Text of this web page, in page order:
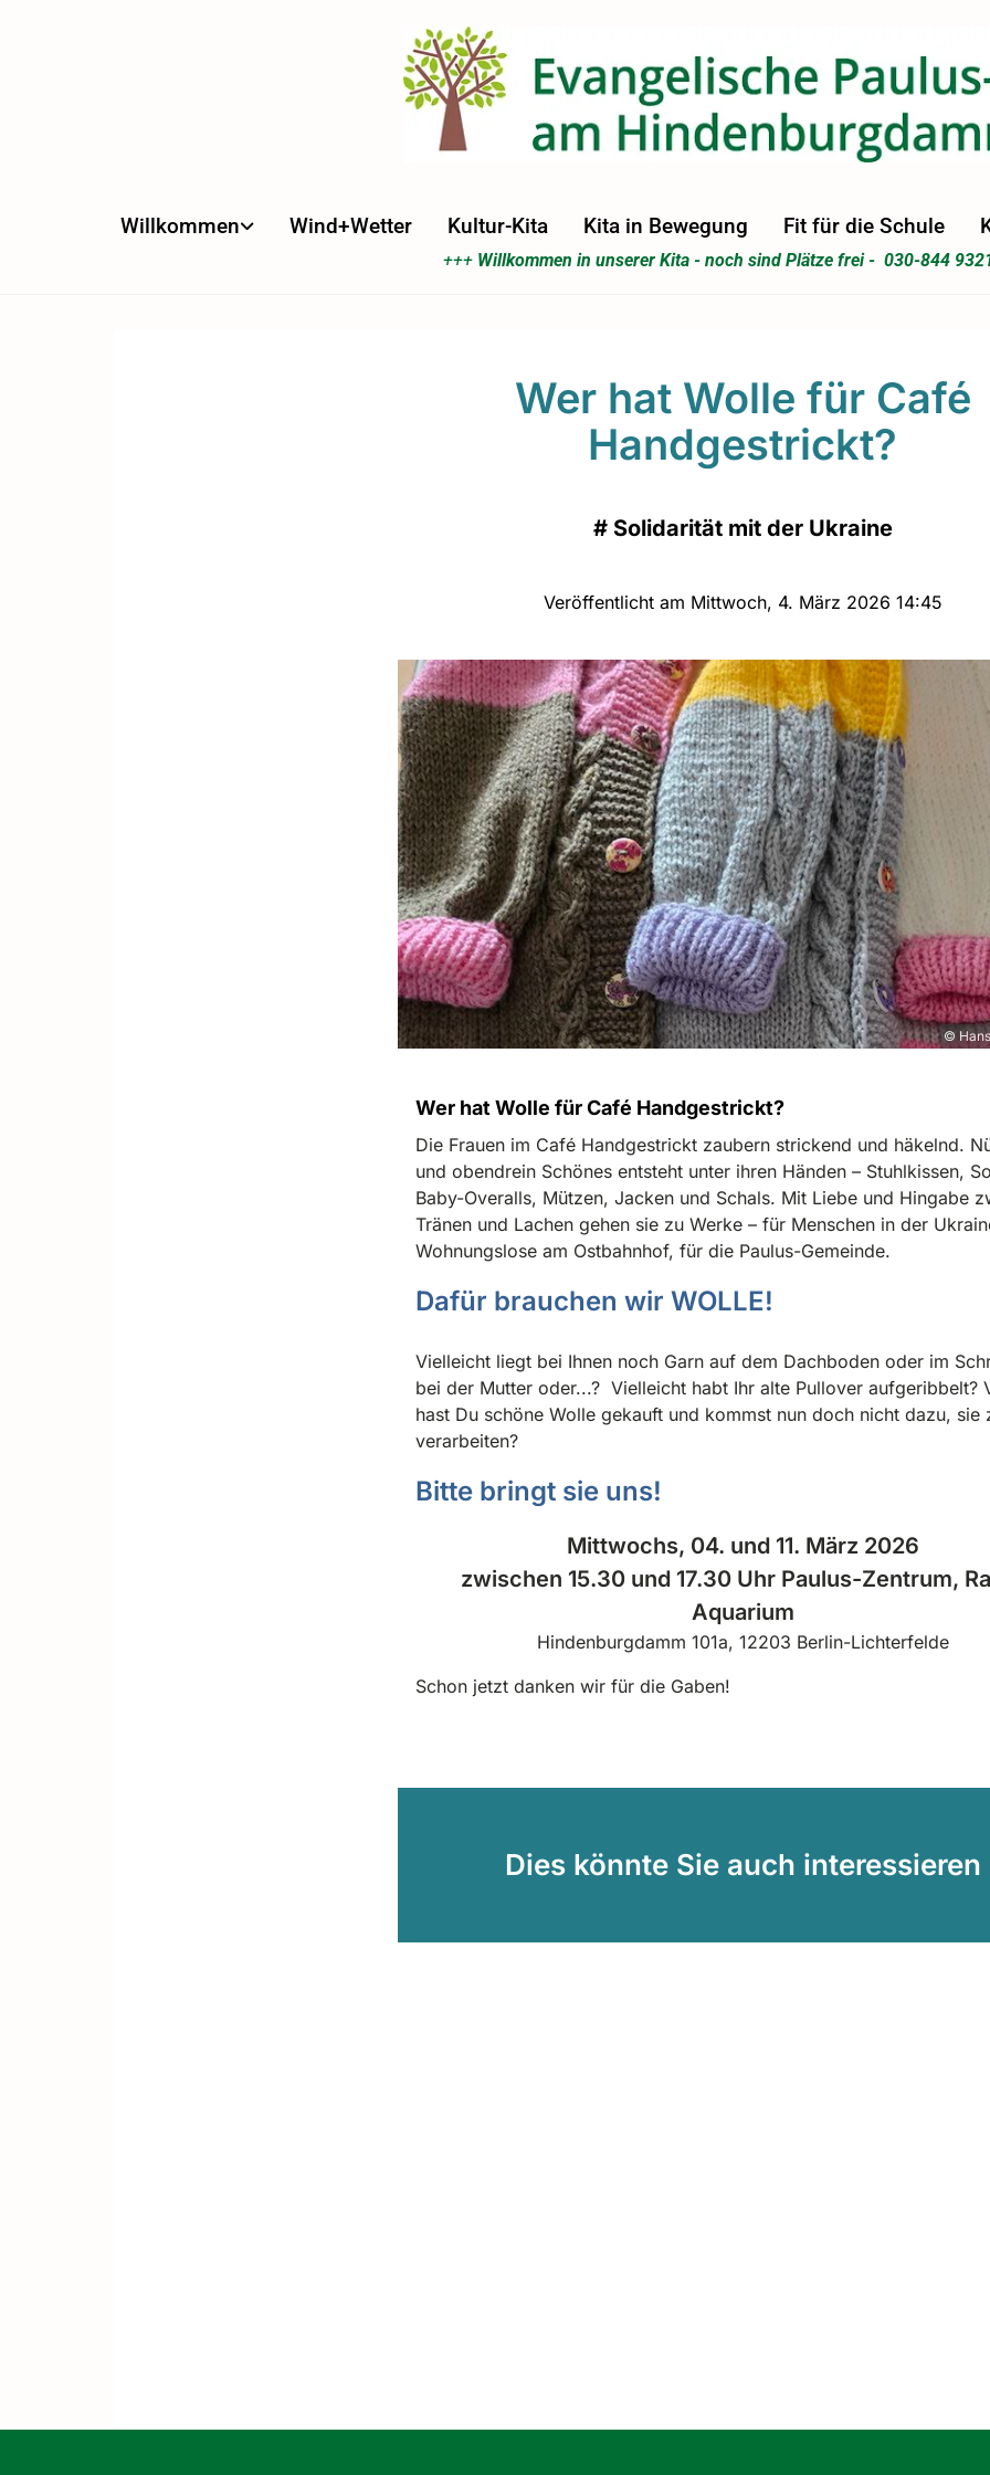
Willkommen Wind+Wetter Kultur-Kita Kita in Bewegung Fit für die Schule
+++ Willkommen in unserer Kita - noch sind Plätze frei - 030-844
Wer hat Wolle für Café
Handgestrickt?
# Solidarität mit der Ukraine
Veröffentlicht am Mittwoch, 4. März 2026 14:45
©
Wer hat Wolle für Café Handgestrickt?
Die Frauen im Café Handgestrickt zaubern strickend und häkelnd.
und obendrein Schönes entsteht unter ihren Händen – Stuhlkissen,
Baby-Overalls, Mützen, Jacken und Schals. Mit Liebe und Hingabe
Tränen und Lachen gehen sie zu Werke – für Menschen in der
Wohnungslose am Ostbahnhof, für die Paulus-Gemeinde.
Dafür brauchen wir WOLLE!
Vielleicht liegt bei Ihnen noch Garn auf dem Dachboden oder im
bei der Mutter oder...? Vielleicht habt Ihr alte Pullover aufgeribbelt?
hast Du schöne Wolle gekauft und kommst nun doch nicht dazu, sie
verarbeiten?
Bitte bringt sie uns!
Mittwochs, 04. und 11. März 2026
zwischen 15.30 und 17.30 Uhr Paulus-Zentrum,
Aquarium
Hindenburgdamm 101a, 12203 Berlin-Lichterfelde
Schon jetzt danken wir für die Gaben!
Dies könnte Sie auch interessieren